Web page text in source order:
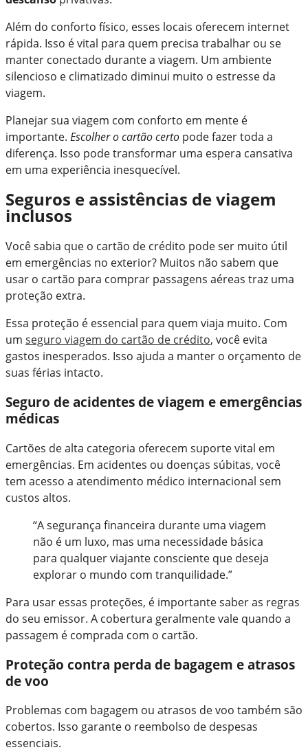
Além do conforto físico, esses locais oferecem internet
rápida. Isso é vital para quem precisa trabalhar ou se
manter conectado durante a viagem. Um ambiente
silencioso e climatizado diminui muito o estresse da
viagem.
Planejar sua viagem com conforto em mente é
importante. Escolher o cartão certo pode fazer toda a
diferença. Isso pode transformar uma espera cansativa
em uma experiência inesquecível.
Seguros e assistências de viagem
inclusos
Você sabia que o cartão de crédito pode ser muito útil
em emergências no exterior? Muitos não sabem que
usar o cartão para comprar passagens aéreas traz uma
proteção extra.
Essa proteção é essencial para quem viaja muito. Com
um seguro viagem do cartão de crédito, você evita
gastos inesperados. Isso ajuda a manter o orçamento de
suas férias intacto.
Seguro de acidentes de viagem e emergências
médicas
Cartões de alta categoria oferecem suporte vital em
emergências. Em acidentes ou doenças súbitas, você
tem acesso a atendimento médico internacional sem
custos altos.
“A segurança financeira durante uma viagem
não é um luxo, mas uma necessidade básica
para qualquer viajante consciente que deseja
explorar o mundo com tranquilidade.”
Para usar essas proteções, é importante saber as regras
do seu emissor. A cobertura geralmente vale quando a
passagem é comprada com o cartão.
Proteção contra perda de bagagem e atrasos
de voo
Problemas com bagagem ou atrasos de voo também são
cobertos. Isso garante o reembolso de despesas
essenciais.